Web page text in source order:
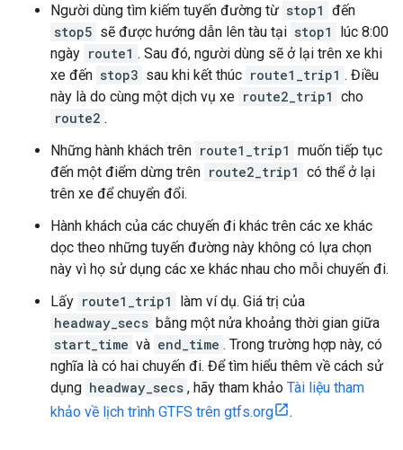
Người dùng tìm kiếm tuyến đường từ stop1 đến
stop5 sẽ được hướng dẫn lên tàu tại stop1
lúc 8:00
ngày route1 . Sau đó, người dùng sẽ ở lại trên xe khi
xe đến stop3 sau khi kết thúc route1_trip1 . Điều
này là do cùng một dịch vụ xe route2_trip1 cho
route2 .
Những hành khách trên route1_trip1 muốn tiếp tục
đến một điểm dừng trên route2_trip1 có thể ở lại
trên xe để chuyển đổi.
Hành khách của các chuyến đi khác trên các xe khác
dọc theo những tuyến đường này không có lựa chọn
này vì họ sử dụng các xe khác nhau cho mỗi chuyến đi.
Lấy route1_trip1
làm ví dụ. Giá trị của
headway_secs bằng một nửa khoảng thời gian giữa
start_time và end_time . Trong trường hợp này, có
nghĩa là có hai chuyến đi. Để tìm hiểu thêm về cách sử
dụng headway_secs , hãy tham khảo Tài liệu tham
khảo về lịch trình GTFS trên gtfs.org
.